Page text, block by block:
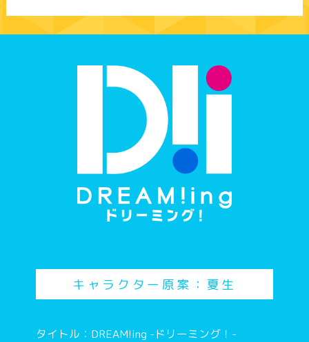
キャラクター原案：夏生
タイトル：DREAM!ing -ドリーミング！-